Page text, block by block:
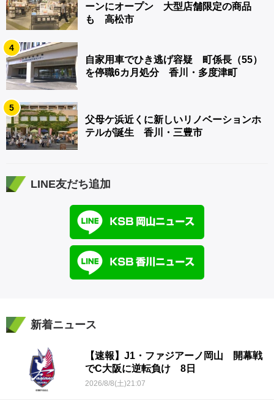
ーンにオープン 大型店舗限定の商品
も 高松市
4
自家用車でひき逃げ容疑 町係長（55）
を停職6カ月処分 香川・多度津町
5
父母ケ浜近くに新しいリノベーションホ
テルが誕生 香川・三豊市
LINE友だち追加
新着ニュース
【速報】J1・ファジアーノ岡山 開幕戦
でC大阪に逆転負け 8日
2026/8/8(土)21:07